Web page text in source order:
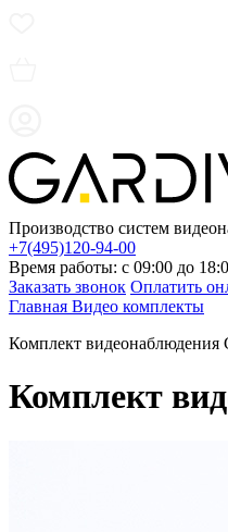
Производство систем
+7(495)120-94-00
Время работы: с 09:00 до
Заказать звонок Оплатить
Главная Видео комплекты
Комплект видеонаблюдения
Комплект